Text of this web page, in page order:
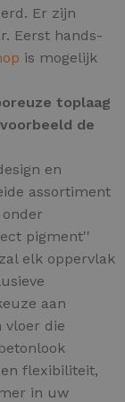
Er zijn
Eerst hands-
is mogelijk
toplaag
de
en
assortiment
pigment''
elk oppervlak
aan
vloer die
flexibiliteit,
in uw